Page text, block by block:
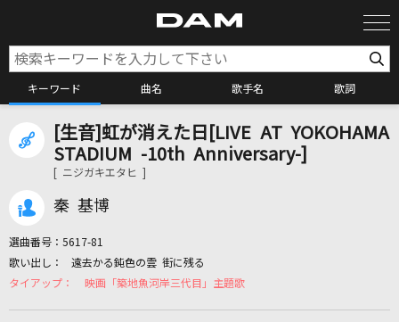
キーワード 曲名 歌手名 歌詞
カラオケ検索
カラオケリクエスト
[生音]虹が消えた日[LIVE AT YOKOHAMA
STADIUM -10th Anniversary-]
[ ニジガキエタヒ ]
秦 基博
選曲番号： 5617-81
遠去かる鈍色の雲 街に残る
映画「築地魚河岸三代目」主題歌